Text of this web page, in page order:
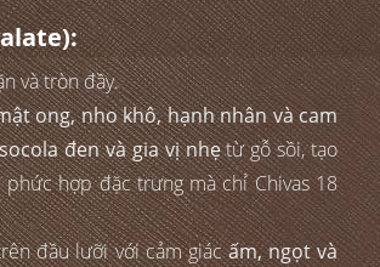
và tròn đầy.
ong, nho khô, hạnh nhân và cam
socola đen và gia vị nhẹtừ gỗ sồi, tạo
phức hợp đặc trưng mà chỉ Chivas 18
đầu lưỡi với cảm giácấm, ngọt và